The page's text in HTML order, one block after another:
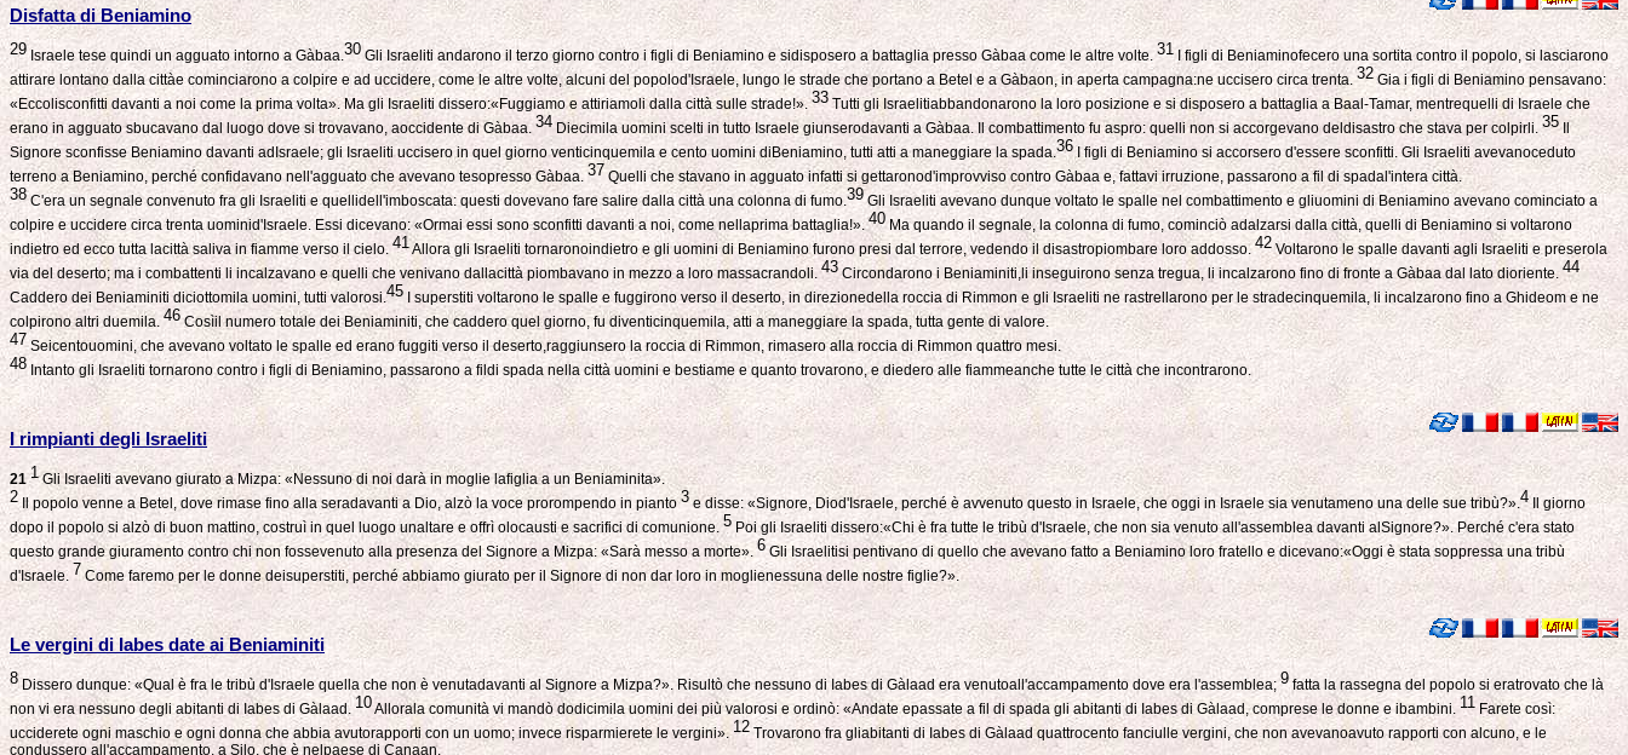
Disfatta di Beniamino
29 Israele tese quindi un agguato intorno a Gàbaa.30 Gli Israeliti andarono il terzo giorno contro i figli di Beniamino e sidisposero a battaglia presso Gàbaa come le altre volte. 31I figli di Beniaminofecero una sortita contro il popolo, si lasciarono
attirare lontano dalla cittàe cominciarono a colpire e ad uccidere, come le altre volte, alcuni del popolod'Israele, lungo le strade che portano a Betel e a Gàbaon, in aperta campagna:ne uccisero circa trenta.32Gia i figli di Beniamino pensavano:
«Eccolisconfitti davanti a noi come la prima volta». Ma gli Israeliti dissero:«Fuggiamo e attiriamoli dalla città sulle strade!».33 Tutti gli Israelitiabbandonarono la loro posizione e si disposero a battaglia a Baal-Tamar, mentrequelli di Israele che
erano in agguato sbucavano dal luogo dove si trovavano, aoccidente di Gàbaa. 34Diecimila uomini scelti in tutto Israele giunserodavanti a Gàbaa. Il combattimento fu aspro: quelli non si accorgevano deldisastro che stava per colpirli.35Il
Signore sconfisse Beniamino davanti adIsraele; gli Israeliti uccisero in quel giorno venticinquemila e cento uomini diBeniamino, tutti atti a maneggiare la spada.36I figli di Beniamino si accorsero d'essere sconfitti. Gli Israeliti avevanoceduto
terreno a Beniamino, perché confidavano nell'agguato che avevano tesopresso Gàbaa. 37 Quelli che stavano in agguato infatti si gettaronod'improvviso contro Gàbaa e, fattavi irruzione, passarono a fil di spadal'intera città.
38 C'era un segnale convenuto fra gli Israeliti e quellidell'imboscata: questi dovevano fare salire dalla città una colonna di fumo.39 Gli Israeliti avevano dunque voltato le spalle nel combattimento e gliuomini di Beniamino avevano cominciato a
colpire e uccidere circa trenta uominid'Israele. Essi dicevano: «Ormai essi sono sconfitti davanti a noi, come nellaprima battaglia!».40 Ma quando il segnale, la colonna di fumo, cominciò adalzarsi dalla città, quelli di Beniamino si voltarono
indietro ed ecco tutta lacittà saliva in fiamme verso il cielo. 41Allora gli Israeliti tornaronoindietro e gli uomini di Beniamino furono presi dal terrore, vedendo il disastropiombare loro addosso. 42 Voltarono le spalle davanti agli Israeliti e preserola
via del deserto; ma i combattenti li incalzavano e quelli che venivano dallacittà piombavano in mezzo a loro massacrandoli.43 Circondarono i Beniaminiti,li inseguirono senza tregua, li incalzarono fino di fronte a Gàbaa dal lato dioriente. 44
Caddero dei Beniaminiti diciottomila uomini, tutti valorosi.45 I superstiti voltarono le spalle e fuggirono verso il deserto, in direzionedella roccia di Rimmon e gli Israeliti ne rastrellarono per le stradecinquemila, li incalzarono fino a Ghideom e ne
colpirono altri duemila. 46Cosìil numero totale dei Beniaminiti, che caddero quel giorno, fu diventicinquemila, atti a maneggiare la spada, tutta gente di valore.
47Seicentouomini, che avevano voltato le spalle ed erano fuggiti verso il deserto,raggiunsero la roccia di Rimmon, rimasero alla roccia di Rimmon quattro mesi.
48 Intanto gli Israeliti tornarono contro i figli di Beniamino, passarono a fildi spada nella città uomini e bestiame e quanto trovarono, e diedero alle fiammeanche tutte le città che incontrarono.
I rimpianti degli Israeliti
21 1Gli Israeliti avevano giurato a Mizpa: «Nessuno di noi darà in moglie lafiglia a un Beniaminita».
2 Il popolo venne a Betel, dove rimase fino alla seradavanti a Dio, alzò la voce prorompendo in pianto3e disse: «Signore, Diod'Israele, perché è avvenuto questo in Israele, che oggi in Israele sia venutameno una delle sue tribù?».4 Il giorno
dopo il popolo si alzò di buon mattino, costruì in quel luogo unaltare e offrì olocausti e sacrifici di comunione. 5 Poi gli Israeliti dissero:«Chi è fra tutte le tribù d'Israele, che non sia venuto all'assemblea davanti alSignore?». Perché c'era stato
questo grande giuramento contro chi non fossevenuto alla presenza del Signore a Mizpa: «Sarà messo a morte».6 Gli Israelitisi pentivano di quello che avevano fatto a Beniamino loro fratello e dicevano:«Oggi è stata soppressa una tribù
d'Israele. 7 Come faremo per le donne deisuperstiti, perché abbiamo giurato per il Signore di non dar loro in moglienessuna delle nostre figlie?».
Le vergini di Iabes date ai Beniaminiti
8Dissero dunque: «Qual è fra le tribù d'Israele quella che non è venutadavanti al Signore a Mizpa?». Risultò che nessuno di Iabes di Gàlaad era venutoall'accampamento dove era l'assemblea;9fatta la rassegna del popolo si eratrovato che là
non vi era nessuno degli abitanti di Iabes di Gàlaad. 10Allorala comunità vi mandò dodicimila uomini dei più valorosi e ordinò: «Andate epassate a fil di spada gli abitanti di Iabes di Gàlaad, comprese le donne e ibambini. 11 Farete così:
ucciderete ogni maschio e ogni donna che abbia avutorapporti con un uomo; invece risparmierete le vergini».12 Trovarono fra gliabitanti di Iabes di Gàlaad quattrocento fanciulle vergini, che non avevanoavuto rapporti con alcuno, e le
condussero all'accampamento, a Silo, che è nelpaese di Canaan.